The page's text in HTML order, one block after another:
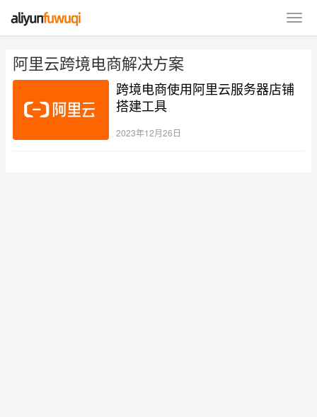
阿里云跨境电商解决方案
跨境电商使用阿里云服务器店铺
搭建工具
2023年12月26日